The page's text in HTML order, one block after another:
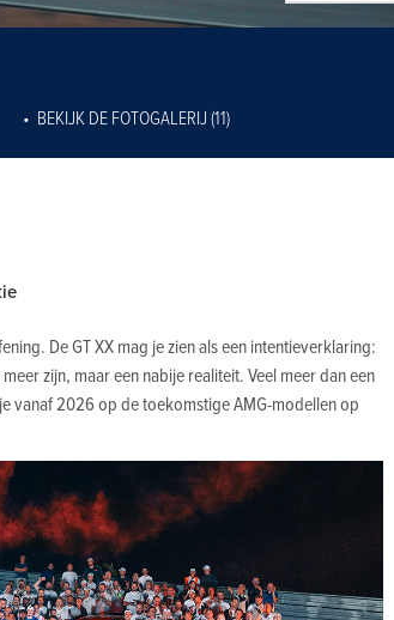
BEKIJK DE FOTOGALERIJ (11)
De GT XX mag je zien als een intentieverklaring:
zijn, maar een nabije realiteit. Veel meer dan een
vanaf 2026 op de toekomstige AMG-modellen op